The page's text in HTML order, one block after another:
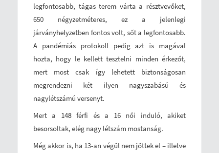
legfontosabb, tágas terem várta a résztvevőket,
650 négyzetméteres, ez a jelenlegi
járványhelyzetben fontos volt, sőt a legfontosabb.
A pandémiás protokoll pedig azt is magával
hozta, hogy le kellett tesztelni minden érkezőt,
mert most csak így lehetett biztonságosan
megrendezni két ilyen nagyszabású és
nagylétszámú versenyt.
Mert a 148 férfi és a 16 női induló, akiket
besorsoltak, elég nagy létszám mostanság.
Még akkor is, ha 13-an végül nem jöttek el – illetve